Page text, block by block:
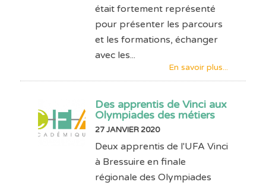
était fortement représenté
pour présenter les parcours
et les formations, échanger
avec les...
En savoir plus...
Des apprentis de Vinci aux
Olympiades des métiers
27 JANVIER 2020
Deux apprentis de l'UFA Vinci
à Bressuire en finale
régionale des Olympiades